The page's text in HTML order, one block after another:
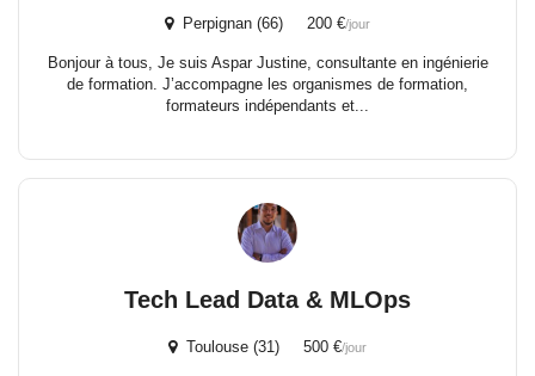
Perpignan (66) 200 €/jour
Bonjour à tous, Je suis Aspar Justine, consultante en ingénierie
de formation. J’accompagne les organismes de formation,
formateurs indépendants et...
Tech Lead Data & MLOps
Toulouse (31) 500 €/jour